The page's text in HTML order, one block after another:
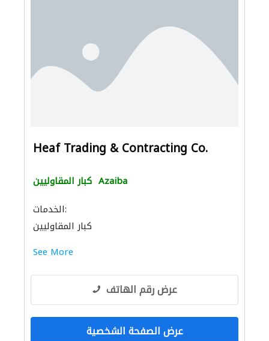
Heaf Trading & Contracting Co.
كبار المقاوليين Azaiba
الخدمات:
كبار المقاوليين
See More
عرض رقم الهاتف
عرض الصفحة الشخصية